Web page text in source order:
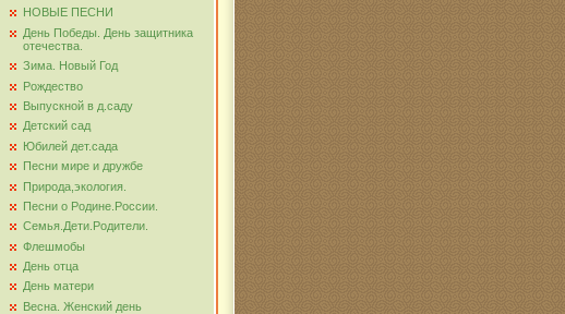
НОВЫЕ ПЕСНИ
День Победы. День защитника
отечества.
Зима. Новый Год
Рождество
Выпускной в д.саду
Детский сад
Юбилей дет.сада
Песни мире и дружбе
Природа,экология.
Песни о Родине.России.
Семья.Дети.Родители.
Флешмобы
День отца
День матери
Весна. Женский день